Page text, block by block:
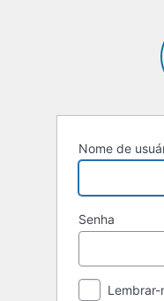
Nome de
Senha
Lembrar-